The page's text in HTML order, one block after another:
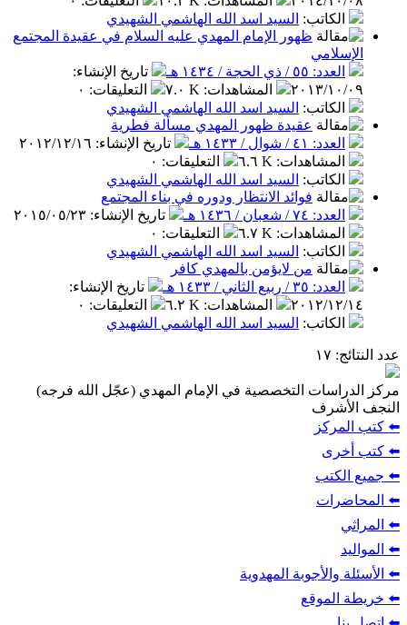
الكاتب: السيد اسد الله الهاشمي الشهيدي
ظهور الإمام المهدي عليه السلام في عقيدة المجتمع
الإسلامي
العدد: ٥٥ / ذي الحجة / ١٤٣٤ هـ
تاريخ الإنشاء:
٢٠١٣/١٠/٠٩
المشاهدات: ٧.٠ K التعليقات: ٠
الكاتب: السيد اسد الله الهاشمي الشهيدي
عقيدة ظهور المهدي مسألة فطرية
العدد: ٤١ / شوال / ١٤٣٣ هـ
تاريخ الإنشاء: ٢٠١٢/١٢/١٦
المشاهدات: ٦.٦ K التعليقات: ٠
الكاتب: السيد اسد الله الهاشمي الشهيدي
فوائد الانتظار ودوره في بناء المجتمع
العدد: ٧٤ / شعبان / ١٤٣٦ هـ
تاريخ الإنشاء: ٢٠١٥/٠٥/٢٣
المشاهدات: ٦.٧ K التعليقات: ٠
الكاتب: السيد اسد الله الهاشمي الشهيدي
من لايؤمن بالمهدي كافر
العدد: ٣٥ / ربيع الثاني / ١٤٣٣ هـ
تاريخ الإنشاء:
٢٠١٢/١٢/١٤
المشاهدات: ٦.٢ K التعليقات: ٠
الكاتب: السيد اسد الله الهاشمي الشهيدي
عدد النتائج: ١٧
مركز الدراسات التخصصية في الإمام المهدي (عجّل الله فرجه)
النجف الأشرف
⬅️ كتب المركز
⬅️ كتب أخرى
⬅️ جميع الكتب
⬅️ المحاضرات
⬅️ المراثي
⬅️ المواليد
⬅️ الأسئلة والأجوبة المهدوية
⬅️ خريطة الموقع